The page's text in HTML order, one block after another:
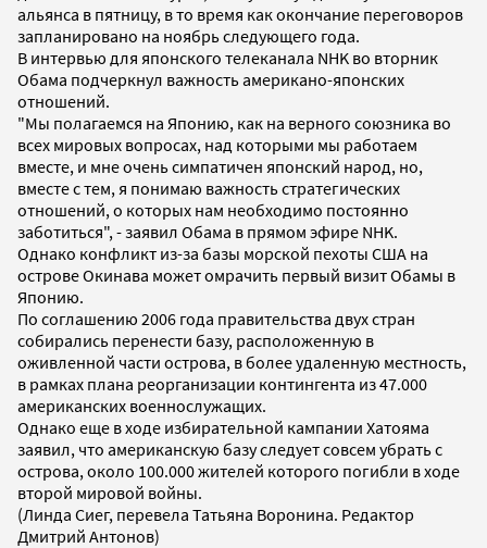
альянса в пятницу, в то время как окончание переговоров
запланировано на ноябрь следующего года.
В интервью для японского телеканала NHK во вторник
Обама подчеркнул важность американо-японских
отношений.
"Мы полагаемся на Японию, как на верного союзника во
всех мировых вопросах, над которыми мы работаем
вместе, и мне очень симпатичен японский народ, но,
вместе с тем, я понимаю важность стратегических
отношений, о которых нам необходимо постоянно
заботиться", - заявил Обама в прямом эфире NHK.
Однако конфликт из-за базы морской пехоты США на
острове Окинава может омрачить первый визит Обамы в
Японию.
По соглашению 2006 года правительства двух стран
собирались перенести базу, расположенную в
оживленной части острова, в более удаленную местность,
в рамках плана реорганизации контингента из 47.000
американских военнослужащих.
Однако еще в ходе избирательной кампании Хатояма
заявил, что американскую базу следует совсем убрать с
острова, около 100.000 жителей которого погибли в ходе
второй мировой войны.
(Линда Сиег, перевела Татьяна Воронина. Редактор
Дмитрий Антонов)